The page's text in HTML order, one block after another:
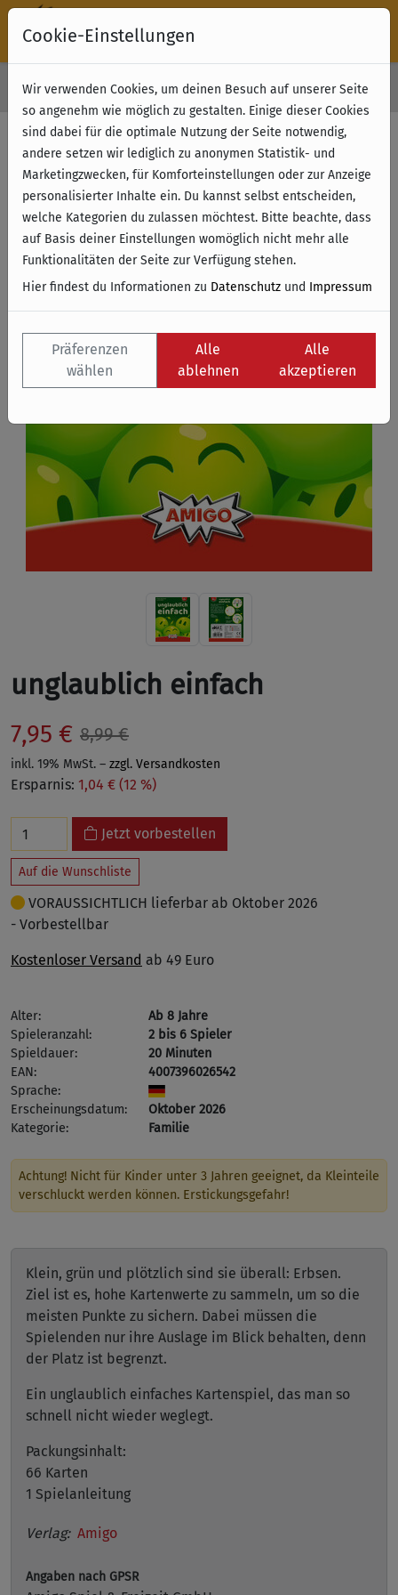
Kostenloser Versand & Retoure ab 49 € (innerhalb Deutschlands)
unglaublich einfach
7,95 € 8,99 €
inkl. 19% MwSt. – zzgl. Versandkosten
Ersparnis: 1,04 € (12 %)
Jetzt vorbestellen
Auf die Wunschliste
VORAUSSICHTLICH lieferbar ab Oktober 2026
- Vorbestellbar
Kostenloser Versand ab 49 Euro
Alter:
Ab 8 Jahre
Spieleranzahl:
2 bis 6 Spieler
Spieldauer:
20 Minuten
EAN:
4007396026542
Sprache:
Erscheinungsdatum:
Oktober 2026
Kategorie:
Familie
Achtung! Nicht für Kinder unter 3 Jahren geeignet, da Kleinteile
verschluckt werden können. Erstickungsgefahr!
Klein, grün und plötzlich sind sie überall: Erbsen.
Ziel ist es, hohe Kartenwerte zu sammeln, um so die
meisten Punkte zu sichern. Dabei müssen die
Spielenden nur ihre Auslage im Blick behalten, denn
der Platz ist begrenzt.
Ein unglaublich einfaches Kartenspiel, das man so
schnell nicht wieder weglegt.
Packungsinhalt:
66 Karten
1 Spielanleitung
Verlag: Amigo
Angaben nach GPSR
Cookie-Einstellungen
Wir verwenden Cookies, um deinen Besuch auf unserer Seite
so angenehm wie möglich zu gestalten. Einige dieser Cookies
sind dabei für die optimale Nutzung der Seite notwendig,
andere setzen wir lediglich zu anonymen Statistik- und
Marketingzwecken, für Komforteinstellungen oder zur Anzeige
personalisierter Inhalte ein. Du kannst selbst entscheiden,
welche Kategorien du zulassen möchtest. Bitte beachte, dass
auf Basis deiner Einstellungen womöglich nicht mehr alle
Funktionalitäten der Seite zur Verfügung stehen.
Hier findest du Informationen zu Datenschutz und Impressum
Präferenzen
wählen
Alle
ablehnen
Alle
akzeptieren